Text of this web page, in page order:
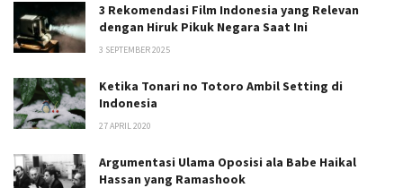
3 Rekomendasi Film Indonesia yang Relevan
dengan Hiruk Pikuk Negara Saat Ini
3 SEPTEMBER 2025
Ketika Tonari no Totoro Ambil Setting di
Indonesia
27 APRIL 2020
Argumentasi Ulama Oposisi ala Babe Haikal
Hassan yang Ramashook